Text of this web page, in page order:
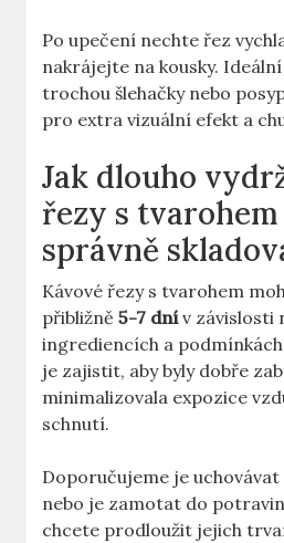
Po upečení nechte řez
nakrájejte na kousky.
trochou šlehačky nebo
pro extra vizuální efekt a
Jak dlouho
řezy s tvarohem
správně
Kávové řezy s tvarohem
přibližně5-7 dnív závislosti
ingrediencích a
je zajistit, aby byly dobře
minimalizovala expozice
schnutí.
Doporučujeme je
nebo je zamotat do
chcete prodloužit jejich